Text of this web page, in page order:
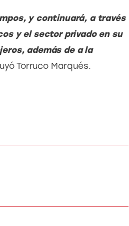
y continuará, a través
y el sector privado en su
además de a la
Torruco Marqués.